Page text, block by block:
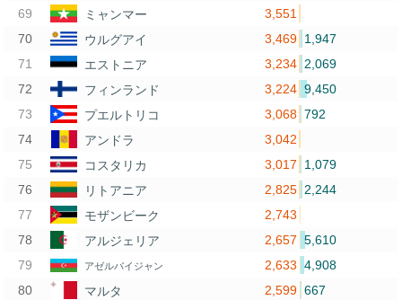
ミャンマー
3,551
ウルグアイ
3,469 1,947
エストニア
3,234 2,069
フィンランド
3,224 9,450
プエルトリコ
3,068 792
アンドラ
3,042
コスタリカ
3,017
1,079
リトアニア
2,825 2,244
モザンビーク
2,743
アルジェリア
2,657 5,610
アゼルバイジャン 2,633 4,908
マルタ
2,599 667